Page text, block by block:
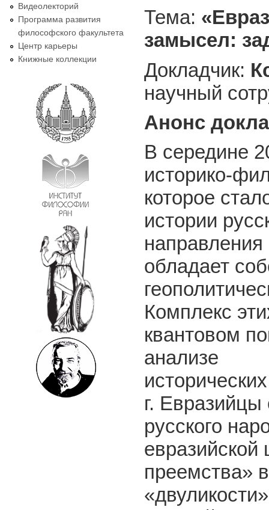
Видеолекторий
Программа развития
философского факультета
Центр карьеры
Книжные коллекции
Тема:
замысел:
Докладчик:
научный
Анонс
В середине
историко-
которое
истории
обладает
Комплекс
квантовом
анализе
г.
русского
евразийской
преемства»